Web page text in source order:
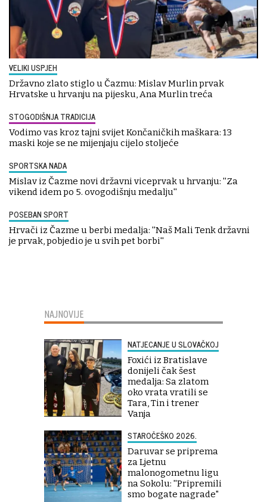
VELIKI USPJEH
Državno zlato stiglo u Čazmu: Mislav Murlin prvak
Hrvatske u hrvanju na pijesku, Ana Murlin treća
STOGODIŠNJA TRADICIJA
Vodimo vas kroz tajni svijet Končaničkih maškara: 13
maski koje se ne mijenjaju cijelo stoljeće
SPORTSKA NADA
Mislav iz Čazme novi državni viceprvak u hrvanju: ''Za
vikend idem po 5. ovogodišnju medalju''
POSEBAN SPORT
Hrvači iz Čazme u berbi medalja: ''Naš Mali Tenk državni
je prvak, pobjedio je u svih pet borbi''
NAJNOVIJE
NATJECANJE U SLOVAČKOJ
Foxići iz Bratislave
donijeli čak šest
medalja: Sa zlatom
oko vrata vratili se
Tara, Tin i trener
Vanja
STAROČEŠKO 2026.
Daruvar se priprema
za Ljetnu
malonogometnu ligu
na Sokolu: ''Pripremili
smo bogate nagrade"